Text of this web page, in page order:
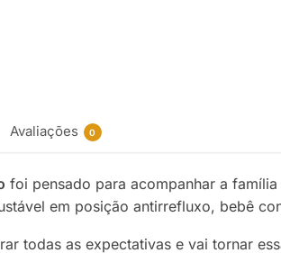
Avaliações 0
foi pensado para acompanhar a
em posição antirrefluxo, bebê
todas as expectativas e vai tornar